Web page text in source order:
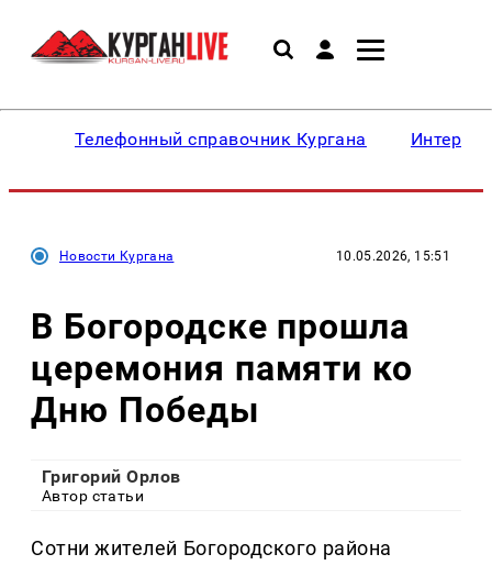
Телефонный справочник Кургана
Новости Кургана 10.05.2026, 15:51
В Богородске прошла
церемония памяти ко
Дню Победы
Григорий Орлов
Автор статьи
Сотни жителей Богородского района